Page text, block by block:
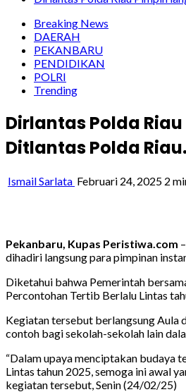
Breaking News
DAERAH
PEKANBARU
PENDIDIKAN
POLRI
Trending
Dirlantas Polda
Ditlantas Polda Riau.
Ismail Sarlata Februari 24, 2025 2
Pekanbaru, Kupas Peristiwa.com
dihadiri langsung para pimpinan
Diketahui bahwa Pemerintah
Percontohan Tertib Berlalu Lintas
Kegiatan tersebut berlangsung Aula
contoh bagi sekolah-sekolah lain
“Dalam upaya menciptakan budaya
Lintas tahun 2025, semoga ini awal
kegiatan tersebut, Senin (24/02/25)